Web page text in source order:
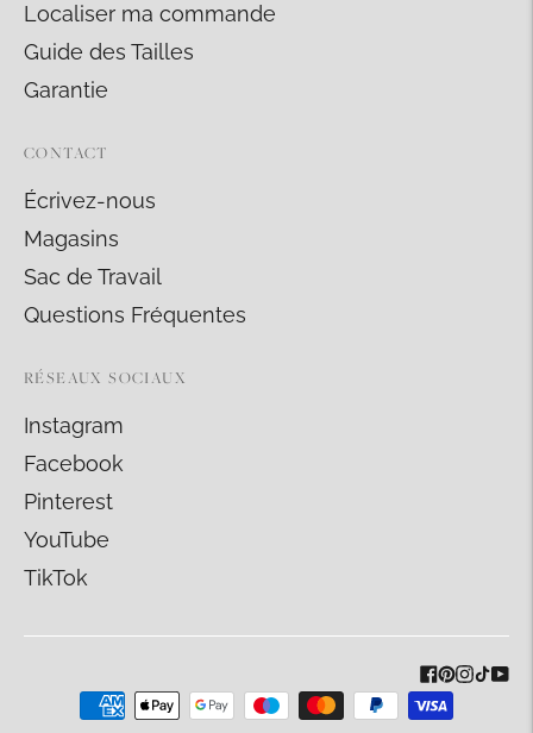
Localiser ma commande
Guide des Tailles
Garantie
CONTACT
Écrivez-nous
Magasins
Sac de Travail
Questions Fréquentes
RÉSEAUX SOCIAUX
Instagram
Facebook
Pinterest
YouTube
TikTok
Méthodes